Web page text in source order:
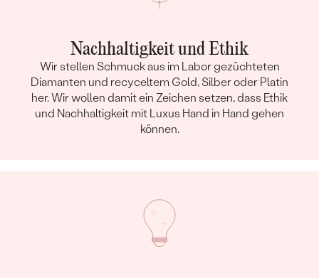
Nachhaltigkeit und Ethik
Wir stellen Schmuck aus im Labor gezüchteten
Diamanten und recyceltem Gold, Silber oder Platin
her. Wir wollen damit ein Zeichen setzen, dass Ethik
und Nachhaltigkeit mit Luxus Hand in Hand gehen
können.